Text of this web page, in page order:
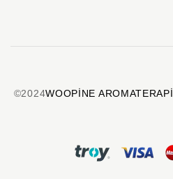
©2024WOOPINE AROMATERAPI